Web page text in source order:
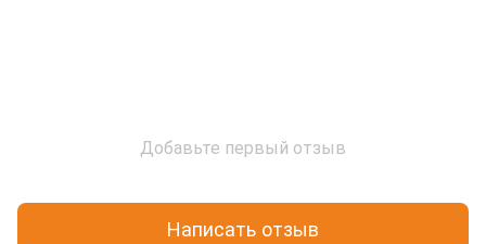
Добавьте первый отзыв
Написать отзыв